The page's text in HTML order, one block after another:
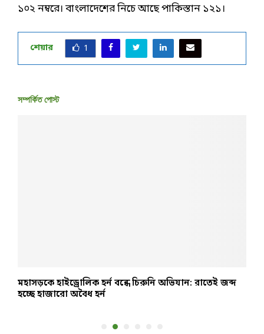
১০২ নম্বরে। বাংলাদেশের নিচে আছে পাকিস্তান ১২১।
শেয়ার 1
সম্পর্কিত পোস্ট
মহাসড়কে হাইড্রোলিক হর্ন বন্ধে চিরুনি অভিযান: রাতেই জব্দ
হচ্ছে হাজারো অবৈধ হর্ন